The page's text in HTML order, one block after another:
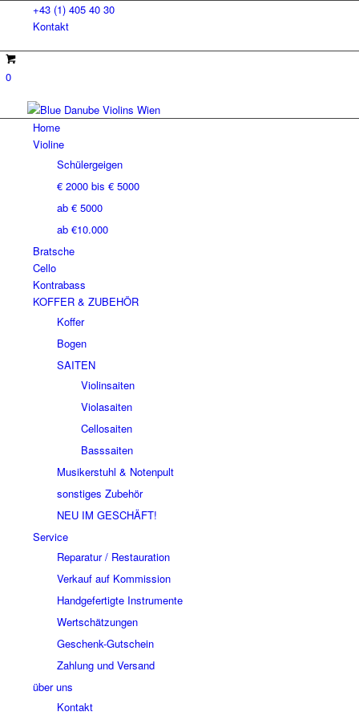
+43 (1) 405 40 30
Kontakt
0
Home
Violine
Schülergeigen
€ 2000 bis € 5000
ab € 5000
ab €10.000
Bratsche
Cello
Kontrabass
KOFFER & ZUBEHÖR
Koffer
Bogen
SAITEN
Violinsaiten
Violasaiten
Cellosaiten
Basssaiten
Musikerstuhl & Notenpult
sonstiges Zubehör
NEU IM GESCHÄFT!
Service
Reparatur / Restauration
Verkauf auf Kommission
Handgefertigte Instrumente
Wertschätzungen
Geschenk-Gutschein
Zahlung und Versand
über uns
Kontakt